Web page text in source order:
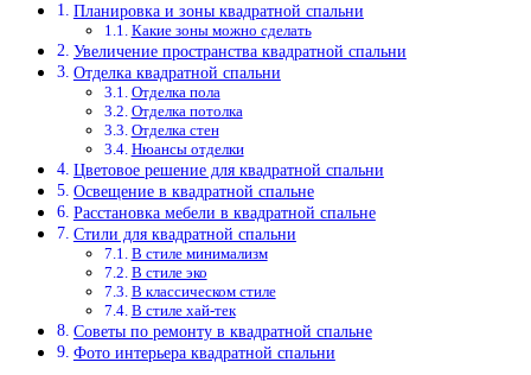
Планировка и зоны квадратной спальни
Какие зоны можно сделать
Увеличение пространства квадратной спальни
Отделка квадратной спальни
Отделка пола
Отделка потолка
Отделка стен
Нюансы отделки
Цветовое решение для квадратной спальни
Освещение в квадратной спальне
Расстановка мебели в квадратной спальне
Стили для квадратной спальни
В стиле минимализм
В стиле эко
В классическом стиле
В стиле хай-тек
Советы по ремонту в квадратной спальне
Фото интерьера квадратной спальни